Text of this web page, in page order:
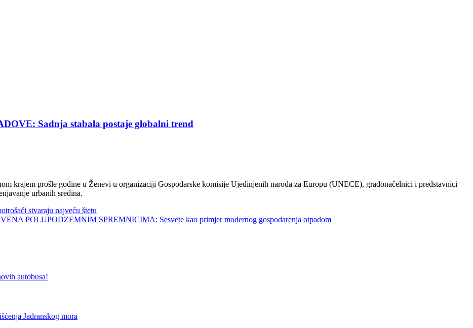
Sadnja stabala postaje globalni trend
krajem prošle godine u Ženevi u organizaciji Gospodarske komisije Ujedinjenih naroda za Europu (UNECE), gradonačelnici i predstavnici
urbanih sredina.
stvaraju najveću štetu
POLUPODZEMNIM SPREMNICIMA: Sesvete kao primjer modernog gospodarenja otpadom
autobusa!
Jadranskog mora